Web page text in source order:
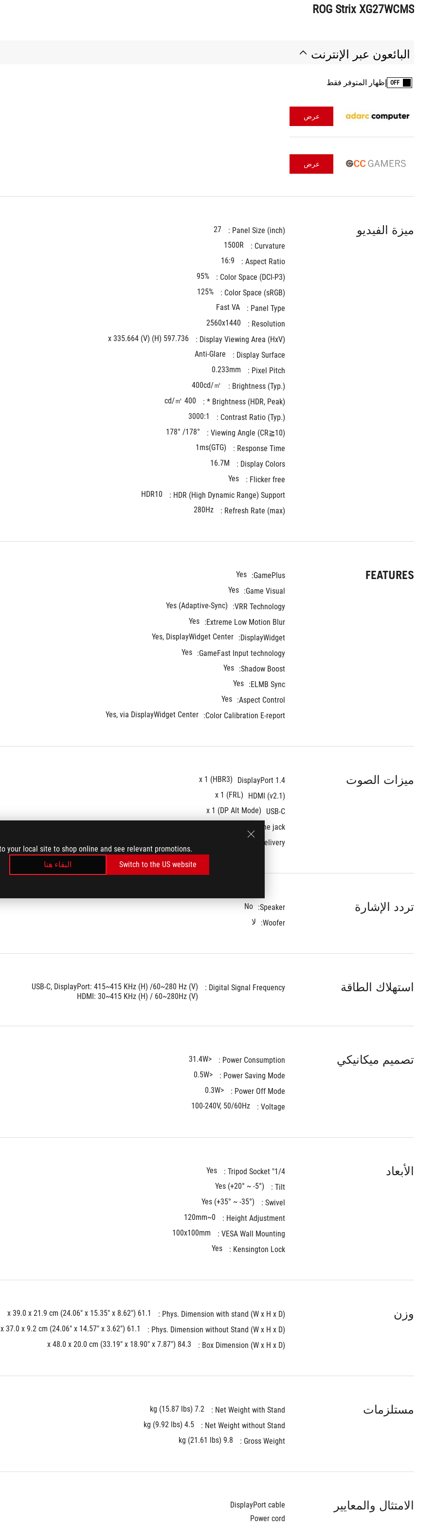
your local site to shop online and see relevant promotions.
البقاء هنا
Switch to the US website
ROG Strix XG27WCMS
البائعون عبر الإنترنت
OFF إظهار المتوفر فقط
عرض
عرض
ميزة الفيديو Panel Size (inch) :
27
Curvature :
1500R
Aspect Ratio :
16:9
Color Space (DCI-P3) :
95%
Color Space (sRGB) :
125%
Panel Type :
Fast VA
Resolution :
2560x1440
Display Viewing Area (HxV) :
597.736 (H) x 335.664 (V)
Display Surface :
Anti-Glare
Pixel Pitch :
0.233mm
Brightness (Typ.) :
400cd/㎡
Brightness (HDR, Peak) * :
400 cd/㎡
Contrast Ratio (Typ.) :
3000:1
Viewing Angle (CR≧10) :
178°/ 178°
Response Time :
1ms(GTG)
Display Colors :
16.7M
Flicker free :
Yes
HDR (High Dynamic Range) Support :
HDR10
Refresh Rate (max) :
280Hz
FEATURES
GamePlus:
Yes
Game Visual:
Yes
VRR Technology:
Yes (Adaptive-Sync)
Extreme Low Motion Blur:
Yes
DisplayWidget:
Yes, DisplayWidget Center
GameFast Input technology:
Yes
Shadow Boost:
Yes
ELMB Sync:
Yes
Aspect Control:
Yes
Color Calibration E-report:
Yes, via DisplayWidget Center
ميزات الصوت DisplayPort 1.4
x 1 (HBR3)
HDMI (v2.1)
x 1 (FRL)
USB-C
x 1 (DP Alt Mode)
Earphone jack :
USB-C Power Delivery :
تردد الإشارة Speaker:
No
Woofer:
لا
استهلاك الطاقة Digital Signal Frequency :
USB-C, DisplayPort: 415~415 KHz (H) /60~280 Hz (V)
HDMI: 30~415 KHz (H) / 60~280Hz (V)
تصميم ميكانيكي Power Consumption :
<31.4W
Power Saving Mode :
<0.5W
Power Off Mode :
<0.3W
Voltage :
100-240V, 50/60Hz
الأبعاد 1/4" Tripod Socket :
Yes
Tilt :
Yes (+20° ~ -5°)
Swivel :
Yes (+35° ~ -35°)
Height Adjustment :
0~120mm
VESA Wall Mounting :
100x100mm
Kensington Lock :
Yes
وزن Phys. Dimension with stand (W x H x D) :
61.1 x 39.0 x 21.9 cm (24.06" x 15.35" x 8.62")
Phys. Dimension without Stand (W x H x D) :
61.1 x 37.0 x 9.2 cm (24.06" x 14.57" x 3.62")
Box Dimension (W x H x D) :
84.3 x 48.0 x 20.0 cm (33.19" x 18.90" x 7.87")
مستلزمات Net Weight with Stand :
7.2 kg (15.87 lbs)
Net Weight without Stand :
4.5 kg (9.92 lbs)
Gross Weight :
9.8 kg (21.61 lbs)
الامتثال والمعايير
DisplayPort cable
Power cord